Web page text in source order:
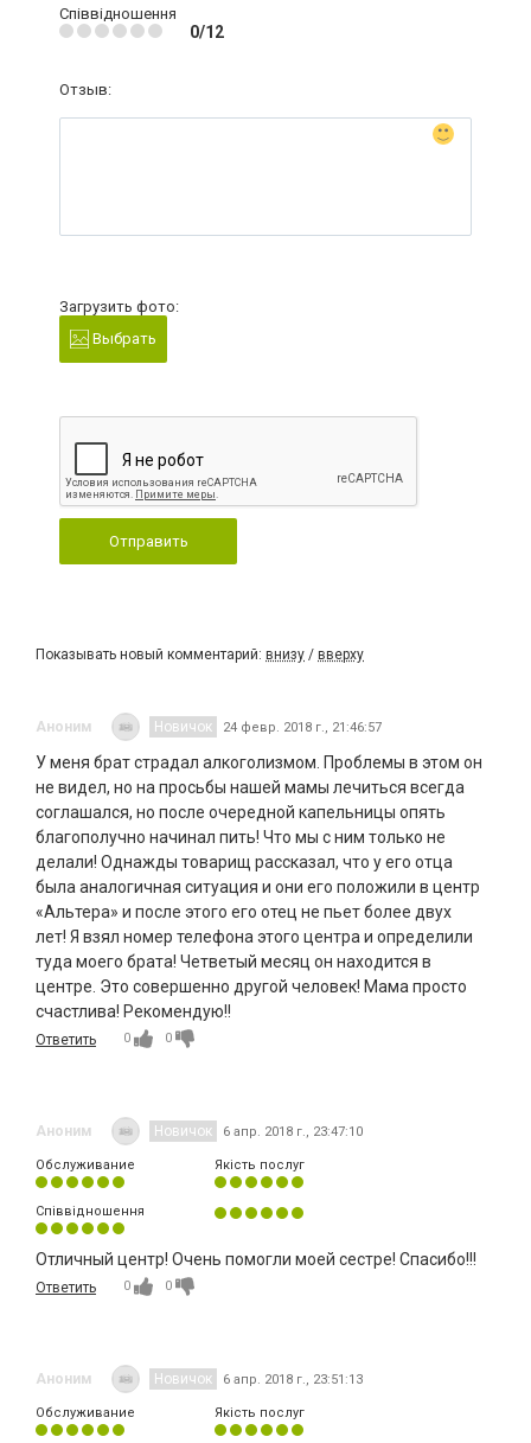
Співвідношення
0/12
Отзыв:
Загрузить фото:
Выбрать
Отправить
Показывать новый комментарий: внизу / вверху
Аноним Новичок 24 февр. 2018 г., 21:46:57
У меня брат страдал алкоголизмом. Проблемы в этом он
не видел, но на просьбы нашей мамы лечиться всегда
соглашался, но после очередной капельницы опять
благополучно начинал пить! Что мы с ним только не
делали! Однажды товарищ рассказал, что у его отца
была аналогичная ситуация и они его положили в центр
«Альтера» и после этого его отец не пьет более двух
лет! Я взял номер телефона этого центра и определили
туда моего брата! Четветый месяц он находится в
центре. Это совершенно другой человек! Мама просто
счастлива! Рекомендую!!
Ответить 0 0
Аноним Новичок 6 апр. 2018 г., 23:47:10
Обслуживание Якість послуг
Співвідношення
Отличный центр! Очень помогли моей сестре! Спасибо!!!
Ответить 0 0
Аноним Новичок 6 апр. 2018 г., 23:51:13
Обслуживание Якість послуг